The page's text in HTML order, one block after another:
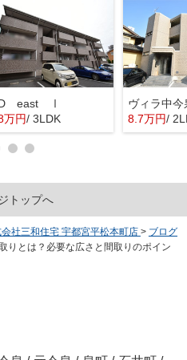
east Ⅰ
万円/ 3LDK
ヴィラ中今
8.7万円/
トップへ
社三和住宅 宇都宮平松本町店 > ブログ
りとは？必要な広さと間取りのポイン